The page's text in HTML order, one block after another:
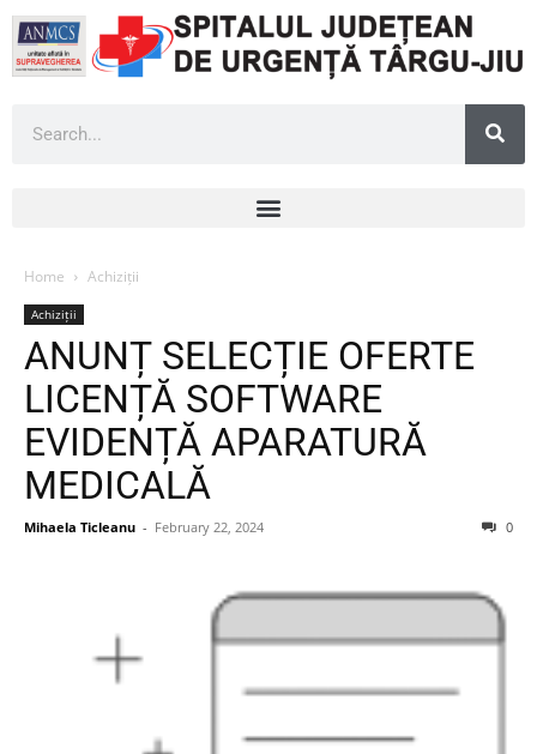
Home Achiziții
Achiziții
ANUNȚ SELECȚIE OFERTE
LICENȚĂ SOFTWARE
EVIDENȚĂ APARATURĂ
MEDICALĂ
Mihaela Ticleanu - February 22, 2024 0